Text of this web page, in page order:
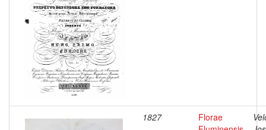
1827
Florae